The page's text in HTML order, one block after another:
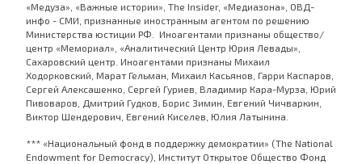
«Медуза», «Важные истории», The Insider, «Медиазона», ОВД-
инфо - СМИ, признанные иностранным агентом по решению
Министерства юстиции РФ. Иноагентами признаны общество/
центр «Мемориал», «Аналитический Центр Юрия Левады»,
Сахаровский центр. Иноагентами признаны Михаил
Ходорковский, Марат Гельман, Михаил Касьянов, Гарри Каспаров,
Сергей Алексашенко, Сергей Гуриев, Владимир Кара-Мурза, Юрий
Пивоваров, Дмитрий Гудков, Борис Зимин, Евгений Чичваркин,
Виктор Шендерович, Евгений Киселев, Юлия Латынина.
*** «Национальный фонд в поддержку демократии» (The National
Endowment for Democracy), Институт Открытое Общество Фонд